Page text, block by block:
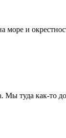
и
туда как-то